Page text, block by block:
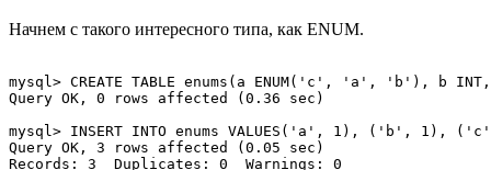
Начнем с такого интересного типа, как ENUM.
mysql> CREATE TABLE enums(a ENUM('c', 'a', 'b'), b
Query OK, 0 rows affected (0.36 sec)
mysql> INSERT INTO enums VALUES('a', 1), ('b', 1),
Query OK, 3 rows affected (0.05 sec)